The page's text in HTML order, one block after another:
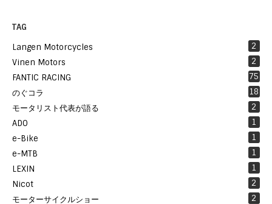
TAG
Langen Motorcycles
2
Vinen Motors
2
FANTIC RACING
75
のぐコラ
18
モータリスト代表が語る
2
ADO
1
e-Bike
1
e-MTB
1
LEXIN
1
Nicot
2
モーターサイクルショー
2